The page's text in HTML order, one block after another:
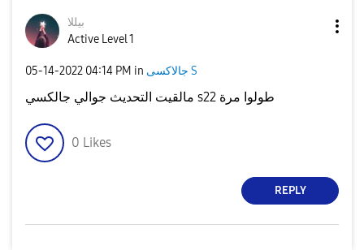
بيللا
Active Level 1
‎05-14-2022 04:14 PM in جالاكسى S
مالقيت التحديث جوالي جالكسي s22 طولوا مرة
0 Likes
REPLY